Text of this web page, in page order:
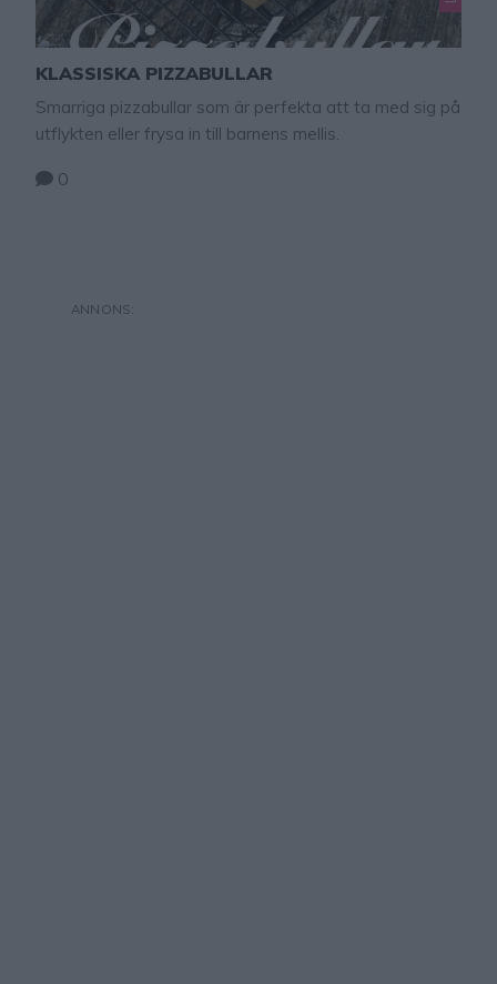
KLASSISKA PIZZABULLAR
Smarriga pizzabullar som är perfekta att ta med sig på
utflykten eller frysa in till barnens mellis.
0